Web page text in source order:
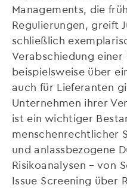
Managements, die
Regulierungen, greift
schließlich
Verabschiedung einer
beispielsweise über
auch für Lieferanten
Unternehmen ihrer
ist ein wichtiger
menschenrechtlicher
und anlassbezogene
Risikoanalysen – von
Issue Screening über